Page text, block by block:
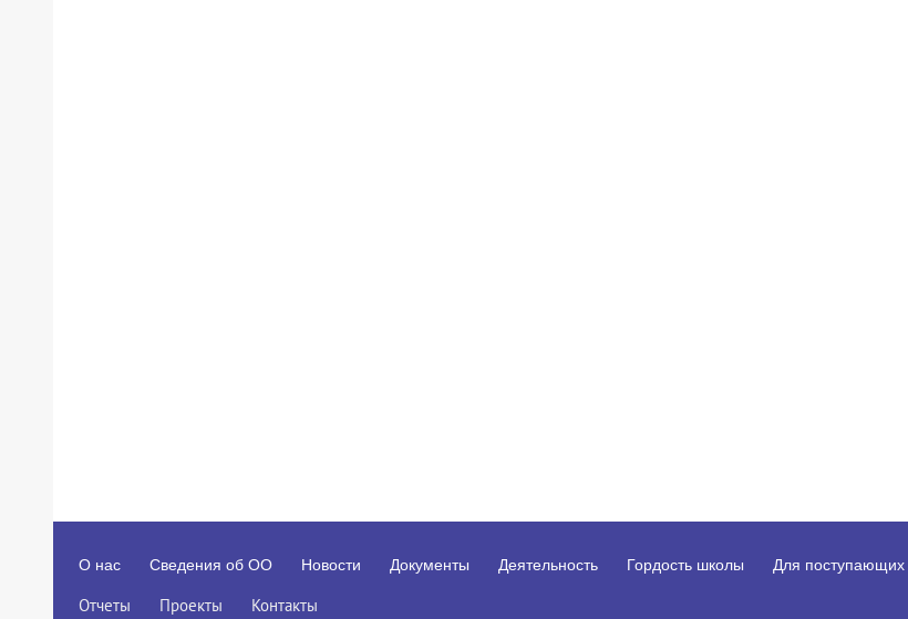
О нас Сведения об ОО Новости Документы Деятельность Гордость школы Для поступающих
Отчеты Проекты Контакты